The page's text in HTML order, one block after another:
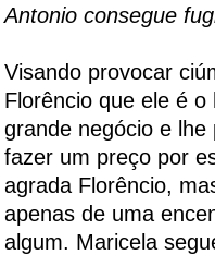
Antonio consegue
Visando provocar
Florêncio que ele é
grande negócio e
fazer um preço por
agrada Florêncio,
apenas de uma
algum. Maricela